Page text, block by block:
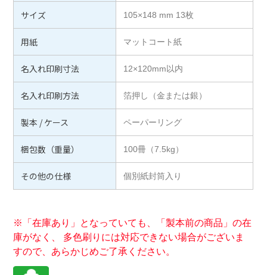
サイズ 105×148 mm 13枚
用紙 マットコート紙
名入れ印刷寸法 12×120mm以内
名入れ印刷方法 箔押し（金または銀）
製本 / ケース ペーパーリング
梱包数（重量） 100冊（7.5kg）
その他の仕様 個別紙封筒入り
※「在庫あり」となっていても、「製本前の商品」の在
庫がなく、 多色刷りには対応できない場合がございま
すので、あらかじめご了承ください。